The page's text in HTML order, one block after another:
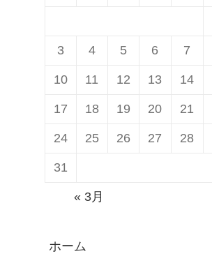
3 4 5 6 7
10 11 12 13 14
17 18 19 20 21
24 25 26 27 28
31
« 3月
ホーム